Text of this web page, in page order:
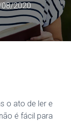
2020
o ato de ler e
é fácil para